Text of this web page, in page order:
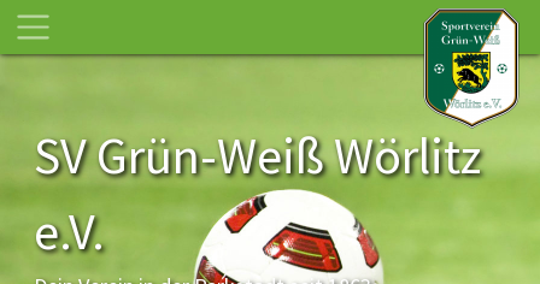
SV Grün-Weiß Wörlitz
e.V.